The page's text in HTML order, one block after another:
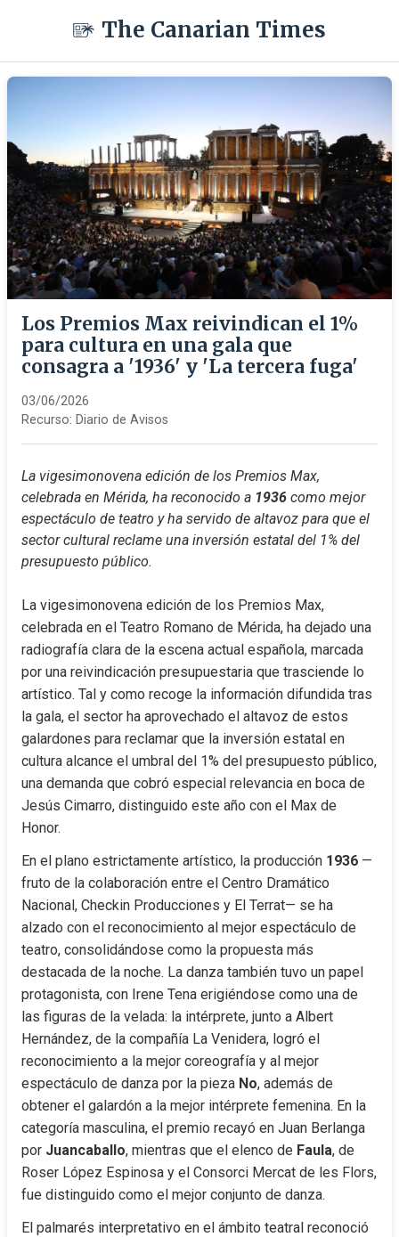
The Canarian Times
Los Premios Max reivindican el 1%
para cultura en una gala que
consagra a '1936' y 'La tercera fuga'
03/06/2026
Recurso: Diario de Avisos
La vigesimonovena edición de los Premios Max,
celebrada en Mérida, ha reconocido a 1936 como mejor
espectáculo de teatro y ha servido de altavoz para que el
sector cultural reclame una inversión estatal del 1% del
presupuesto público.
La vigesimonovena edición de los Premios Max,
celebrada en el Teatro Romano de Mérida, ha dejado una
radiografía clara de la escena actual española, marcada
por una reivindicación presupuestaria que trasciende lo
artístico. Tal y como recoge la información difundida tras
la gala, el sector ha aprovechado el altavoz de estos
galardones para reclamar que la inversión estatal en
cultura alcance el umbral del 1% del presupuesto público,
una demanda que cobró especial relevancia en boca de
Jesús Cimarro, distinguido este año con el Max de
Honor.
En el plano estrictamente artístico, la producción 1936 —
fruto de la colaboración entre el Centro Dramático
Nacional, Checkin Producciones y El Terrat— se ha
alzado con el reconocimiento al mejor espectáculo de
teatro, consolidándose como la propuesta más
destacada de la noche. La danza también tuvo un papel
protagonista, con Irene Tena erigiéndose como una de
las figuras de la velada: la intérprete, junto a Albert
Hernández, de la compañía La Venidera, logró el
reconocimiento a la mejor coreografía y al mejor
espectáculo de danza por la pieza No, además de
obtener el galardón a la mejor intérprete femenina. En la
categoría masculina, el premio recayó en Juan Berlanga
por Juancaballo, mientras que el elenco de Faula, de
Roser López Espinosa y el Consorci Mercat de les Flors,
fue distinguido como el mejor conjunto de danza.
El palmarés interpretativo en el ámbito teatral reconoció